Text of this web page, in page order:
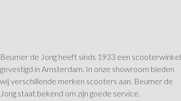
Beumer de Jong heeft sinds 1933 een scooterwinkel
gevestigd in Amsterdam. In onze showroom bieden
wij verschillende merken scooters aan. Beumer de
Jong staat bekend om zijn goede service.